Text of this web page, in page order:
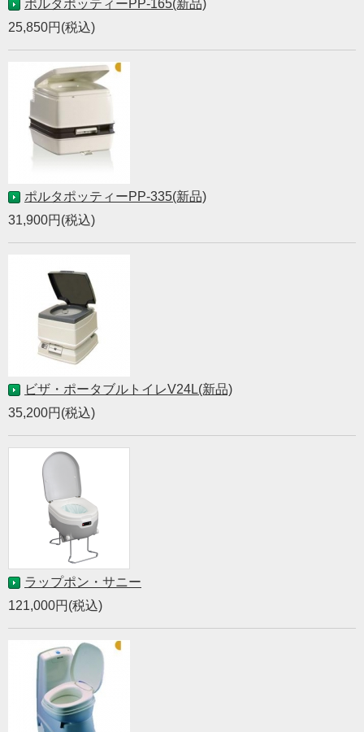
ポルタポッティーPP-165(新品)
25,850円(税込)
ポルタポッティーPP-335(新品)
31,900円(税込)
ビザ・ポータブルトイレV24L(新品)
35,200円(税込)
ラップポン・サニー
121,000円(税込)